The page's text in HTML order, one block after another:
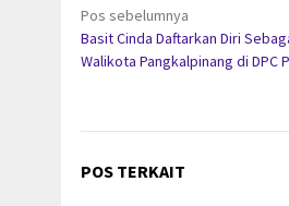
Navigasi
pos
Pos sebelumnya
Basit Cinda Daftarkan Diri
Walikota Pangkalpinang di DPC
POS TERKAIT